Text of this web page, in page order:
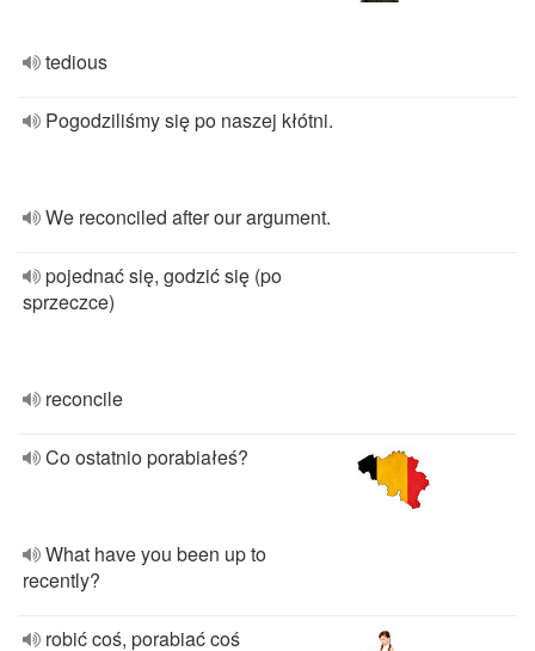
tedious
Pogodziliśmy się po naszej kłótni.
We reconciled after our argument.
pojednać się, godzić się (po
sprzeczce)
reconcile
Co ostatnio porabiałeś?
What have you been up to
recently?
robić coś, porabiać coś